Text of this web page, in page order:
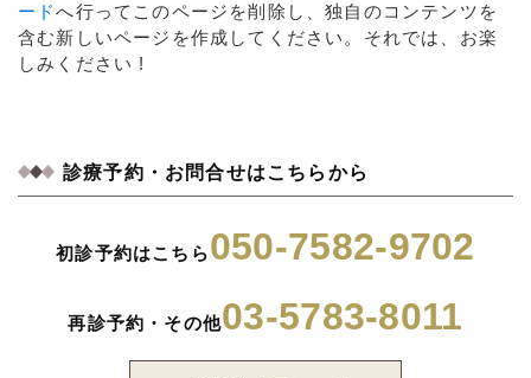
ードへ行ってこのページを削除し、独自のコンテンツを
含む新しいページを作成してください。それでは、お楽
しみください !
診療予約・お問合せはこちらから
初診予約はこちら050-7582-9702
再診予約・その他03-5783-8011